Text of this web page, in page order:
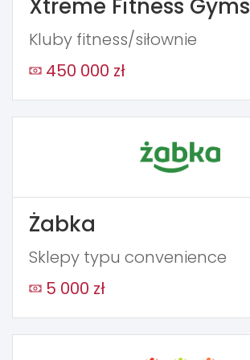
Xtreme Fitness Gyms
Kluby fitness/siłownie
450 000 zł
Żabka
Sklepy typu convenience
5 000 zł